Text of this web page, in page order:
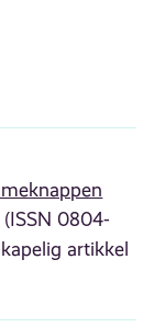
0804-
artikkel